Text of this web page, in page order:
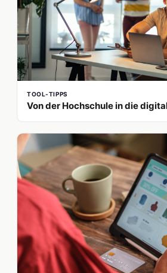
TOOL-TIPPS
Von der Hochschule in die